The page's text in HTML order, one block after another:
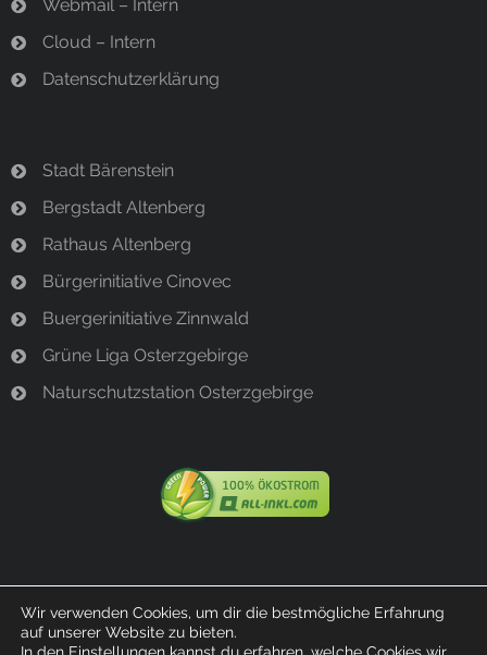
Webmail – Intern
Cloud – Intern
Datenschutzerklärung
Stadt Bärenstein
Bergstadt Altenberg
Rathaus Altenberg
Bürgerinitiative Cinovec
Buergerinitiative Zinnwald
Grüne Liga Osterzgebirge
Naturschutzstation Osterzgebirge
© 2023 Bürgerinitiative Bärenstein
Wir verwenden Cookies, um dir die bestmögliche Erfahrung
auf unserer Website zu bieten.